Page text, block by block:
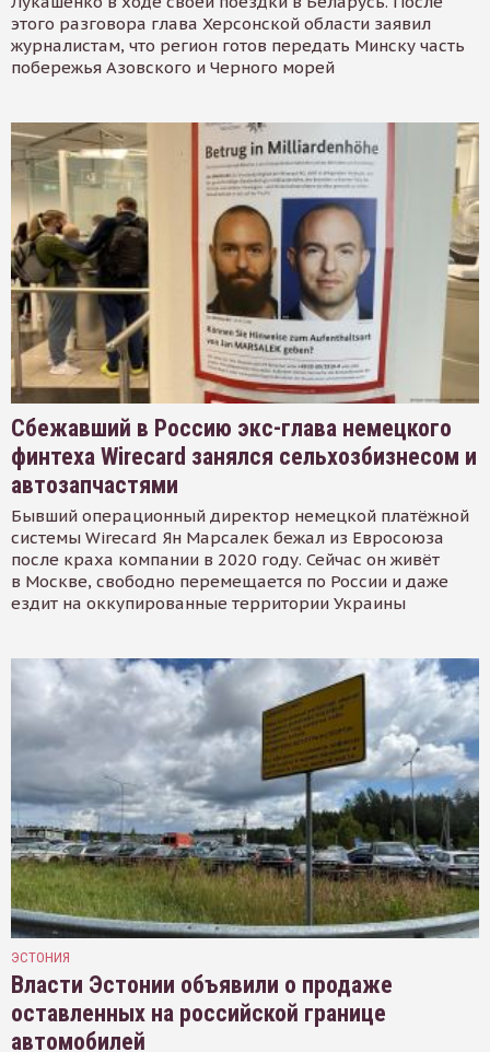
этого разговора глава Херсонской области заявил
журналистам, что регион готов передать Минску часть
побережья Азовского и Черного морей
Сбежавший в Россию экс-глава немецкого
финтеха Wirecard занялся сельхозбизнесом и
автозапчастями
Бывший операционный директор немецкой платёжной
системы Wirecard Ян Марсалек бежал из Евросоюза
после краха компании в 2020 году. Сейчас он живёт
в Москве, свободно перемещается по России и даже
ездит на оккупированные территории Украины
ЭСТОНИЯ
Власти Эстонии объявили о продаже
оставленных на российской границе
автомобилей